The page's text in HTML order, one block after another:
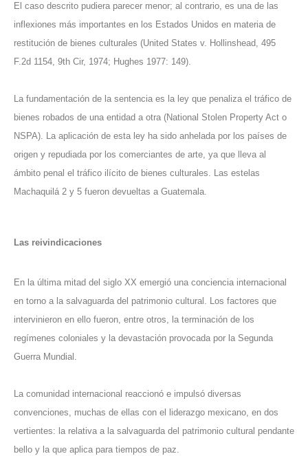
El caso descrito pudiera parecer menor; al contrario, es una de las
inflexiones más importantes en los Estados Unidos en materia de
restitución de bienes culturales (United States v. Hollinshead, 495
F.2d 1154, 9th Cir, 1974; Hughes 1977: 149).
La fundamentación de la sentencia es la ley que penaliza el tráfico de
bienes robados de una entidad a otra (National Stolen Property Act o
NSPA). La aplicación de esta ley ha sido anhelada por los países de
origen y repudiada por los comerciantes de arte, ya que lleva al
ámbito penal el tráfico ilícito de bienes culturales. Las estelas
Machaquilá 2 y 5 fueron devueltas a Guatemala.
Las reivindicaciones
En la última mitad del siglo XX emergió una conciencia internacional
en torno a la salvaguarda del patrimonio cultural. Los factores que
intervinieron en ello fueron, entre otros, la terminación de los
regímenes coloniales y la devastación provocada por la Segunda
Guerra Mundial.
La comunidad internacional reaccionó e impulsó diversas
convenciones, muchas de ellas con el liderazgo mexicano, en dos
vertientes: la relativa a la salvaguarda del patrimonio cultural pendante
bello y la que aplica para tiempos de paz.